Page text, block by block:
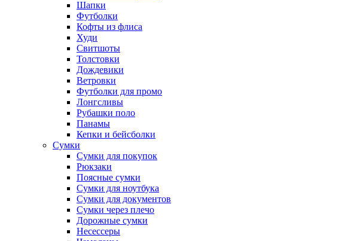
Шапки
Футболки
Кофты из флиса
Худи
Свитшоты
Толстовки
Дождевики
Ветровки
Футболки для промо
Лонгсливы
Рубашки поло
Панамы
Кепки и бейсболки
Сумки
Сумки для покупок
Рюкзаки
Поясные сумки
Сумки для ноутбука
Сумки для документов
Сумки через плечо
Дорожные сумки
Несессеры